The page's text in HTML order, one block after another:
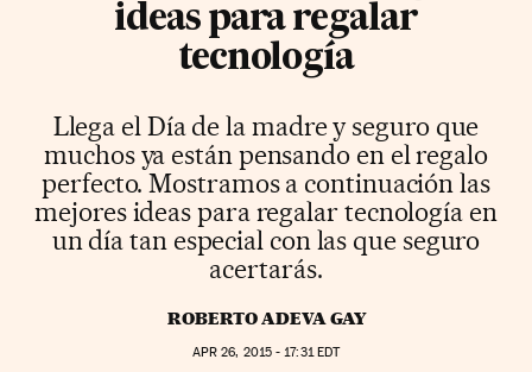
ideas para regalar
tecnología
Llega el Día de la madre y seguro que
muchos ya están pensando en el regalo
perfecto. Mostramos a continuación las
mejores ideas para regalar tecnología en
un día tan especial con las que seguro
acertarás.
ROBERTO ADEVA GAY
APR 26, 2015 - 17:31EDT